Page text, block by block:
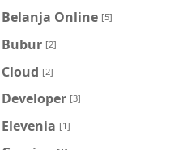
Belanja Online [5]
Bubur [2]
Cloud [2]
Developer [3]
Elevenia [1]